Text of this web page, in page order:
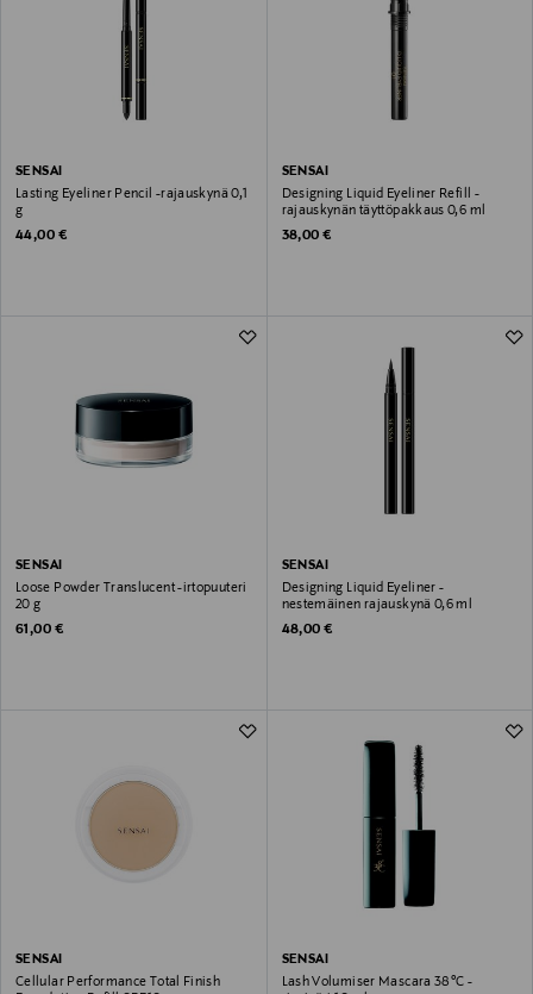
SENSAI
Lasting Eyeliner Pencil -rajauskynä 0,1
g
Original Price
44,00 €
SENSAI
Designing Liquid Eyeliner Refill -
rajauskynän täyttöpakkaus 0,6 ml
Original Price
38,00 €
SENSAI
Loose Powder Translucent -irtopuuteri
20 g
Original Price
61,00 €
SENSAI
Designing Liquid Eyeliner -
nestemäinen rajauskynä 0,6 ml
Original Price
48,00 €
SENSAI
Cellular Performance Total Finish
SENSAI
Lash Volumiser Mascara 38°C -